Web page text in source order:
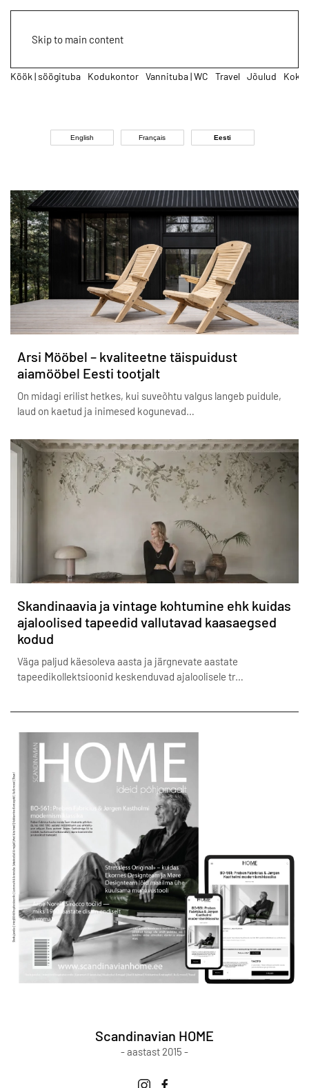
Skip to main content
Kodukontor Vannituba | WC Travel Jõulud Kokkamine | retseptid
English Français Eesti
Arsi Mööbel – kvaliteetne täispuidust
aiamööbel Eesti tootjalt
On midagi erilist hetkes, kui suveõhtu valgus langeb puidule,
laud on kaetud ja inimesed kogunevad…
Skandinaavia ja vintage kohtumine ehk kuidas
ajaloolised tapeedid vallutavad kaasaegsed
kodud
Väga paljud käesoleva aasta ja järgnevate aastate
tapeedikollektsioonid keskenduvad ajaloolisele tr…
Scandinavian HOME
- aastast 2015 -